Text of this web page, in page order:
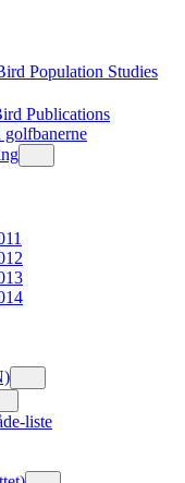
Population Studies
Publications
golfbanerne
liste